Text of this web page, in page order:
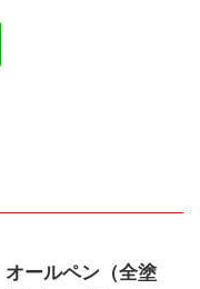
ールペン（全塗